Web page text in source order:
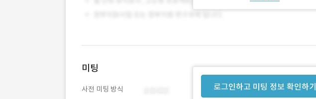
로그인하고 미팅 정보 확인하기
미팅
사전 미팅 방식